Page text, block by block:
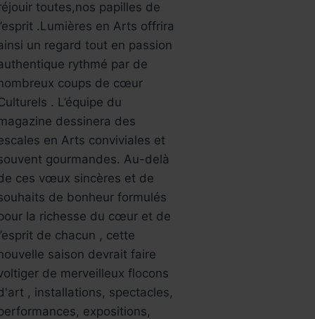
toutes,nos papilles de
.Lumières en Arts offrira
un regard tout en passion
rythmé par de
coups de cœur
. L’équipe du
dessinera des
en Arts conviviales et
gourmandes. Au-delà
ces vœux sincères et de
de bonheur formulés
la richesse du cœur et de
de chacun , cette
saison devrait faire
de merveilleux flocons
, installations, spectacles,
expositions,